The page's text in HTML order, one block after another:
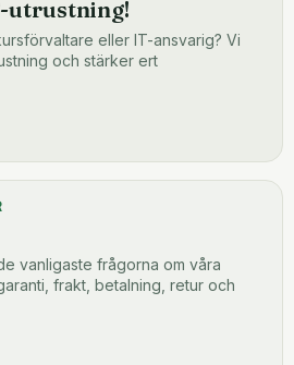
utrustning!
eller IT-ansvarig? Vi
och stärker ert
vanligaste frågorna om våra
frakt, betalning, retur och